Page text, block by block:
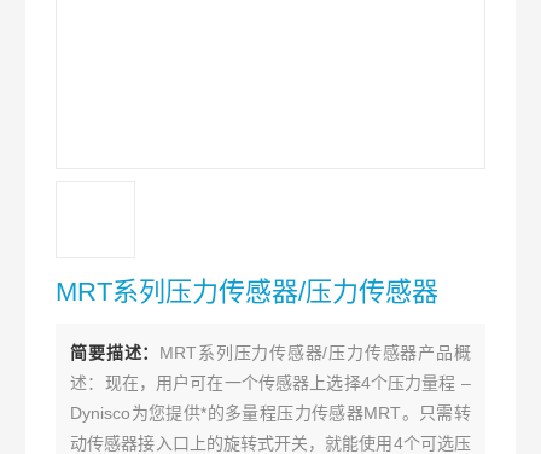
MRT系列压力传感器/压力传感器
简要描述： MRT系列压力传感器/压力传感器产品概
述：现在，用户可在一个传感器上选择4个压力量程 –
Dynisco为您提供*的多量程压力传感器MRT。只需转
动传感器接入口上的旋转式开关，就能使用4个可选压